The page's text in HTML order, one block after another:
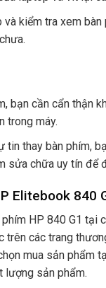
và kiểm tra xem
bạn cần cẩn thận
trong máy.
tin thay bàn phím,
sửa chữa uy tín để
Elitebook 840
phím HP 840 G1 tại
trên các trang
mua sản phẩm
lượng sản phẩm.